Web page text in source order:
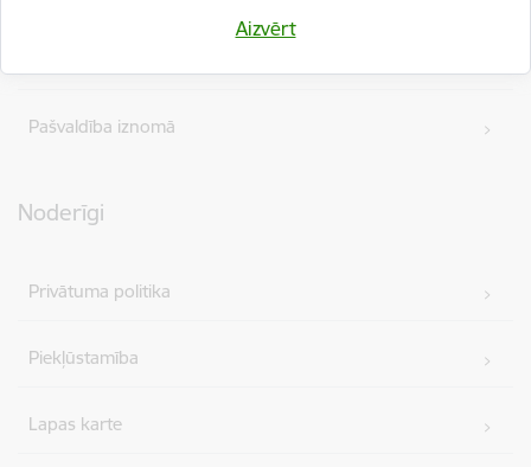
Aizvērt
Pašvaldība iznomā
Noderīgi
Privātuma politika
Piekļūstamība
Lapas karte